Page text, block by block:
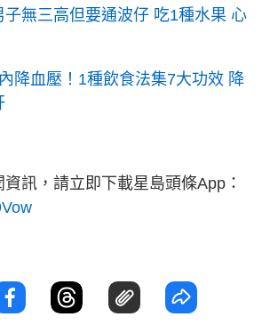
子無三高但要通波仔 吃1種水果 心
降血壓！1種飲食法集7大功效 降
訊，請立即下載星島頭條App：